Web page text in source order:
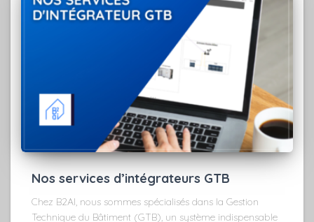
Nos services d’intégrateurs GTB
Chez B2AI, nous sommes spécialisés dans la Gestion
Technique du Bâtiment (GTB), un système indispensable